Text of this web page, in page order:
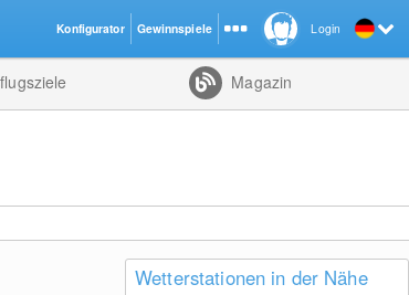
Magazin
Wetterstationen in der Nähe
Login
Konfigurator Gewinnspiele